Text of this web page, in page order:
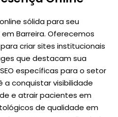
sólida para seu
Barreira. Oferecemos
criar sites institucionais
que destacam sua
específicas para o setor
a conquistar visibilidade
e atrair pacientes em
de qualidade em